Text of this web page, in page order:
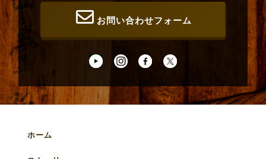
お問い合わせフォーム
ホーム